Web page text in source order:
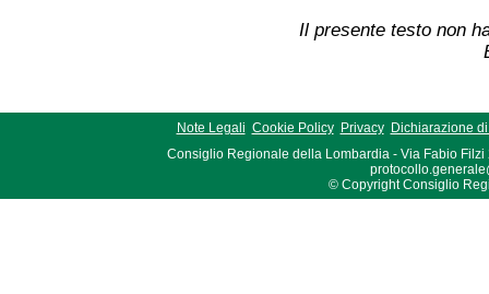
Il presente testo non
Note Legali Cookie Policy Privacy
Dichiarazione
Consiglio Regionale della Lombardia - Via Fabio Filzi
© Copyright Consiglio